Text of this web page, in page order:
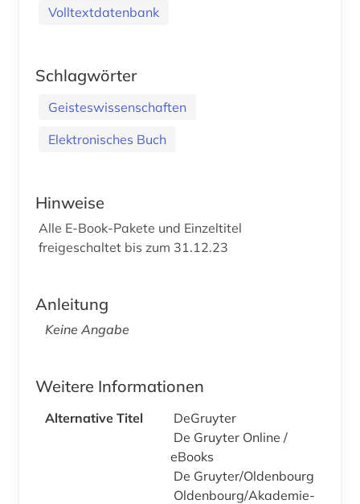
Volltextdatenbank
Schlagwörter
Geisteswissenschaften
Elektronisches Buch
Hinweise
Alle E-Book-Pakete und Einzeltitel
freigeschaltet bis zum 31.12.23
Anleitung
Keine Angabe
Weitere Informationen
Alternative Titel
DeGruyter
De Gruyter Online /
eBooks
De Gruyter/Oldenbourg
Oldenbourg/Akademie-